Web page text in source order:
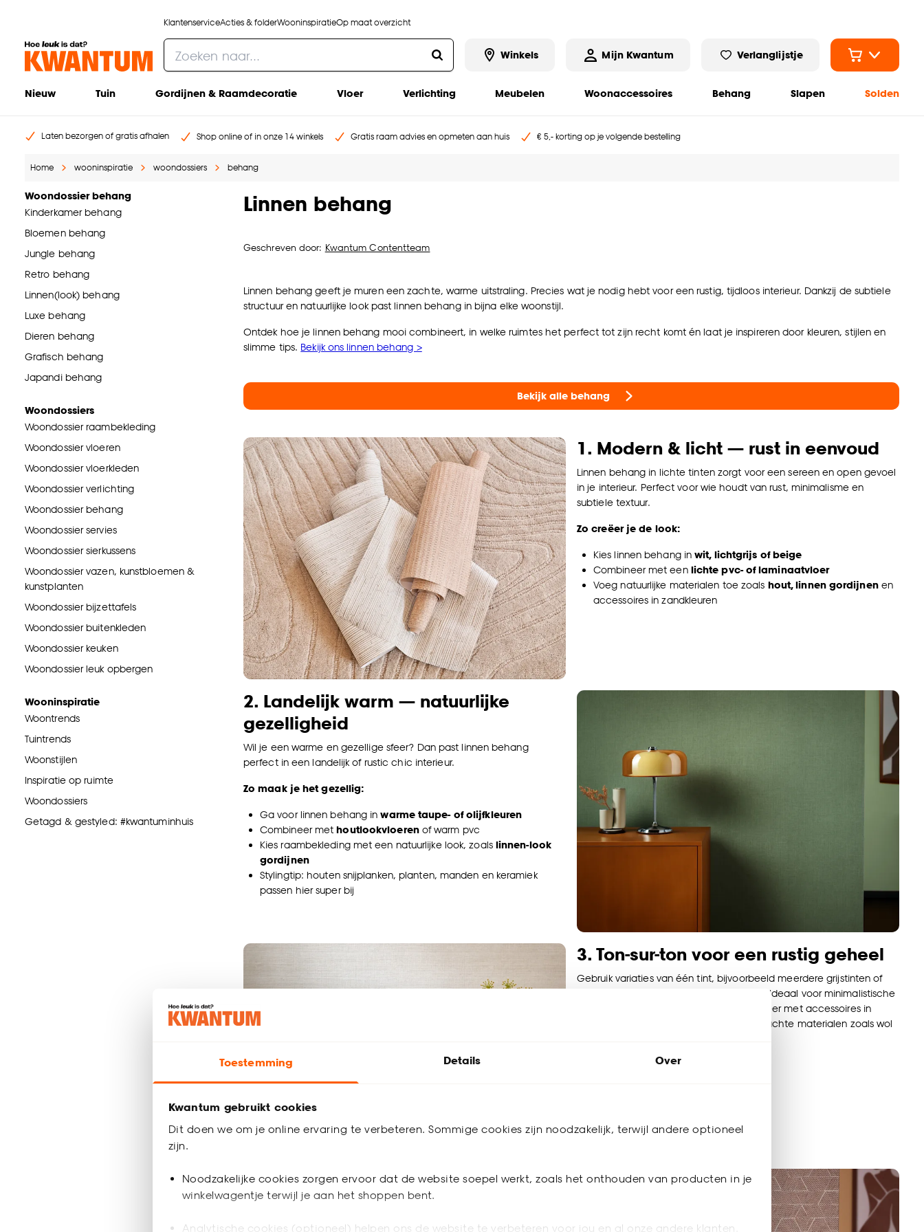
Toestemming Details Over
Kwantum gebruikt cookies
Dit doen we om je online ervaring te verbeteren. Sommige cookies zijn noodzakelijk, terwijl andere optioneel
zijn.
Noodzakelijke cookies zorgen ervoor dat de website soepel werkt, zoals het onthouden van producten in je
winkelwagentje terwijl je aan het shoppen bent.
Analytische cookies (optioneel) helpen ons de website te verbeteren voor jou en al onze andere klanten.
KlantenserviceActies & folderWooninspiratieOp maat overzicht
Winkels Mijn Kwantum Verlanglijstje
Nieuw Tuin Gordijnen & Raamdecoratie Vloer Verlichting Meubelen Woonaccessoires Behang Slapen Solden
Laten bezorgen of gratis afhalen Shop online of in onze 14 winkels Gratis raam advies en opmeten aan huis € 5,- korting op je volgende bestelling
Home wooninspiratie woondossiers behang
Woondossier behang
Kinderkamer behang
Bloemen behang
Jungle behang
Retro behang
Linnen(look) behang
Luxe behang
Dieren behang
Grafisch behang
Japandi behang
Woondossiers
Woondossier raambekleding
Woondossier vloeren
Woondossier vloerkleden
Woondossier verlichting
Woondossier behang
Woondossier servies
Woondossier sierkussens
Woondossier vazen, kunstbloemen &
kunstplanten
Woondossier bijzettafels
Woondossier buitenkleden
Woondossier keuken
Woondossier leuk opbergen
Wooninspiratie
Woontrends
Tuintrends
Woonstijlen
Inspiratie op ruimte
Woondossiers
Getagd & gestyled: #kwantuminhuis
Linnen behang
Geschreven door: Kwantum Contentteam
Linnen behang geeft je muren een zachte, warme uitstraling. Precies wat je nodig hebt voor een rustig, tijdloos interieur. Dankzij de subtiele
structuur en natuurlijke look past linnen behang in bijna elke woonstijl.
Ontdek hoe je linnen behang mooi combineert, in welke ruimtes het perfect tot zijn recht komt én laat je inspireren door kleuren, stijlen en
slimme tips. Bekijk ons linnen behang >
Bekijk alle behang
1. Modern & licht — rust in eenvoud
Linnen behang in lichte tinten zorgt voor een sereen en open gevoel
in je interieur. Perfect voor wie houdt van rust, minimalisme en
subtiele textuur.
Zo creëer je de look:
Kies linnen behang inwit, lichtgrijs of beige
Combineer met een lichte pvc- of laminaatvloer
Voeg natuurlijke materialen toe zoals hout, linnen gordijnenen
accessoires in zandkleuren
2. Landelijk warm — natuurlijke
gezelligheid
Wil je een warme en gezellige sfeer? Dan past linnen behang
perfect in een landelijk of rustic chic interieur.
Zo maak je het gezellig:
Ga voor linnen behang inwarme taupe- of olijfkleuren
Combineer methoutlookvloerenof warm pvc
Kies raambekleding met een natuurlijke look, zoals linnen-look
gordijnen
Stylingtip: houten snijplanken, planten, manden en keramiek
passen hier super bij
3. Ton-sur-ton voor een rustig geheel
Gebruik variaties van één tint, bijvoorbeeld meerdere grijstinten of
zandkleuren voor een harmonieus effect. Ideaal voor minimalistische
interieurs die tijdloos aanvoelen. Combineer met accessoires in
dezelfde kleurtint, subtiele patronen en zachte materialen zoals wol
4. Diepe, luxe kleuren voor een statement
Nachtblauw, smaragdgroen, antraciet of bordeaux behang geven